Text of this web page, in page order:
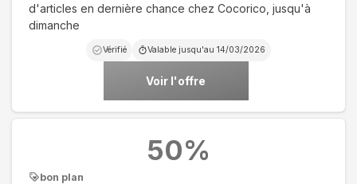
d'articles en dernière chance chez Cocorico, jusqu'à
dimanche
Vérifié Valable jusqu'au 14/03/2026
Voir l'offre
bon plan
50%